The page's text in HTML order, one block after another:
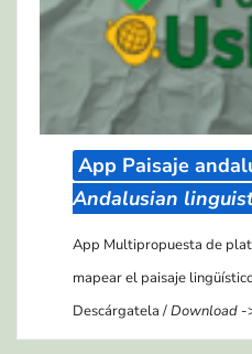
App Paisaje
Andalusian
App Multipropuesta de
mapear el paisaje
Descárgatela /Download -